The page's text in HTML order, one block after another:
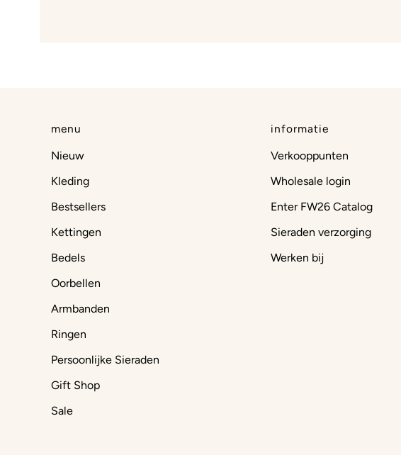
menu
Nieuw
Kleding
Bestsellers
Kettingen
Bedels
Oorbellen
Armbanden
Ringen
Persoonlijke Sieraden
Gift Shop
Sale
informatie
Verkooppunten
Wholesale login
Enter FW26 Catalog
Sieraden verzorging
Werken bij